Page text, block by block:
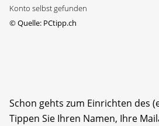
Konto selbst gefunden
©Quelle: PCtipp.ch
Schon gehts zum Einrichten des
Tippen Sie Ihren Namen, Ihre